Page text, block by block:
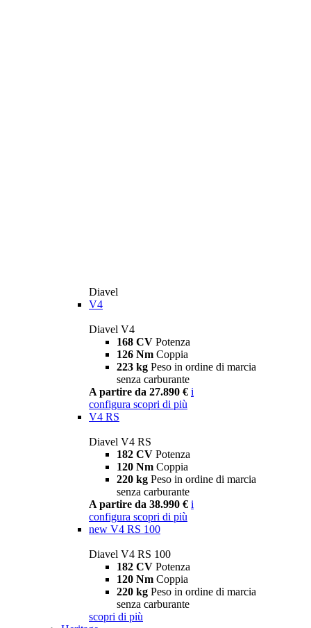
Diavel
V4
Diavel V4
168 CV Potenza
126 Nm Coppia
223 kg Peso in ordine di marcia
senza carburante
A partire da 27.890 € i
configura scopri di più
V4 RS
Diavel V4 RS
182 CV Potenza
120 Nm Coppia
220 kg Peso in ordine di marcia
senza carburante
A partire da 38.990 € i
configura scopri di più
new V4 RS 100
Diavel V4 RS 100
182 CV Potenza
120 Nm Coppia
220 kg Peso in ordine di marcia
senza carburante
scopri di più